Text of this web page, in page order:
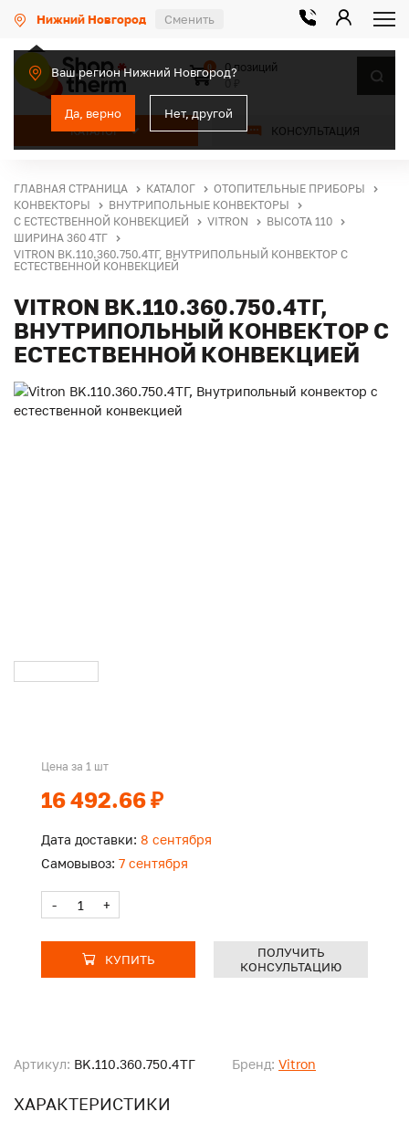
Нижний Новгород Сменить
Ваш регион Нижний Новгород?
Да, верно Нет, другой
КАТАЛОГ КОНСУЛЬТАЦИЯ
0
0 позиций
ГЛАВНАЯ СТРАНИЦА КАТАЛОГ
ОТОПИТЕЛЬНЫЕ ПРИБОРЫ
КОНВЕКТОРЫ
ВНУТРИПОЛЬНЫЕ КОНВЕКТОРЫ
С ЕСТЕСТВЕННОЙ КОНВЕКЦИЕЙ
VITRON
ВЫСОТА 110
ШИРИНА 360 4ТГ
VITRON BK.110.360.750.4ТГ, ВНУТРИПОЛЬНЫЙ КОНВЕКТОР С
ЕСТЕСТВЕННОЙ КОНВЕКЦИЕЙ
VITRON BK.110.360.750.4ТГ,
ВНУТРИПОЛЬНЫЙ КОНВЕКТОР С
ЕСТЕСТВЕННОЙ КОНВЕКЦИЕЙ
Артикул: BK.110.360.750.4ТГ Бренд: Vitron
ХАРАКТЕРИСТИКИ
Цена за 1 шт
16 492.66 ₽
Дата доставки: 8 сентября
Самовывоз: 7 сентября
- +
КУПИТЬ
ПОЛУЧИТЬ
КОНСУЛЬТАЦИЮ